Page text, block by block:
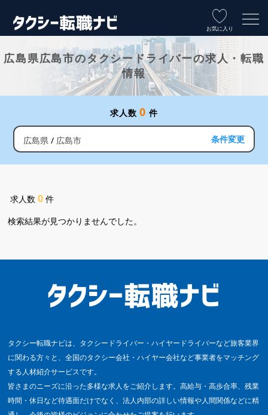
お気に入り
広島県広島市のタクシードライバーの求人・転職
情報
求人数 0 件
広島県 広島市 条件変更
求人数0 件
検索結果が見つかりませんでした。
タクシー転職ナビは、タクシードライバー・ハイヤードライバーなど旅客業界
に関わる方々と、全国のタクシー会社・ハイヤー会社など事業者をマッチング
する人材紹介サービスです。
皆さまのニーズに沿った多様な求人をご紹介します。高給与・高歩合率、残業
時間・休日など待遇面だけでなく、法人内部の詳しい情報や人間関係などに精